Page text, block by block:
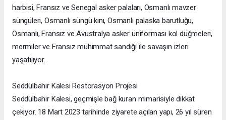
harbisi, Fransız ve Senegal asker palaları, Osmanlı mavzer
süngüleri, Osmanlı süngü kını, Osmanlı palaska barutluğu,
Osmanlı, Fransız ve Avustralya asker üniforması kol düğmeleri,
mermiler ve Fransız mühimmat sandığı ile savaşın izleri
yaşatılıyor.
Seddülbahir Kalesi Restorasyon Projesi
Seddülbahir Kalesi, geçmişle bağ kuran mimarisiyle dikkat
çekiyor. 18 Mart 2023 tarihinde ziyarete açılan yapı, 26 yıl süren